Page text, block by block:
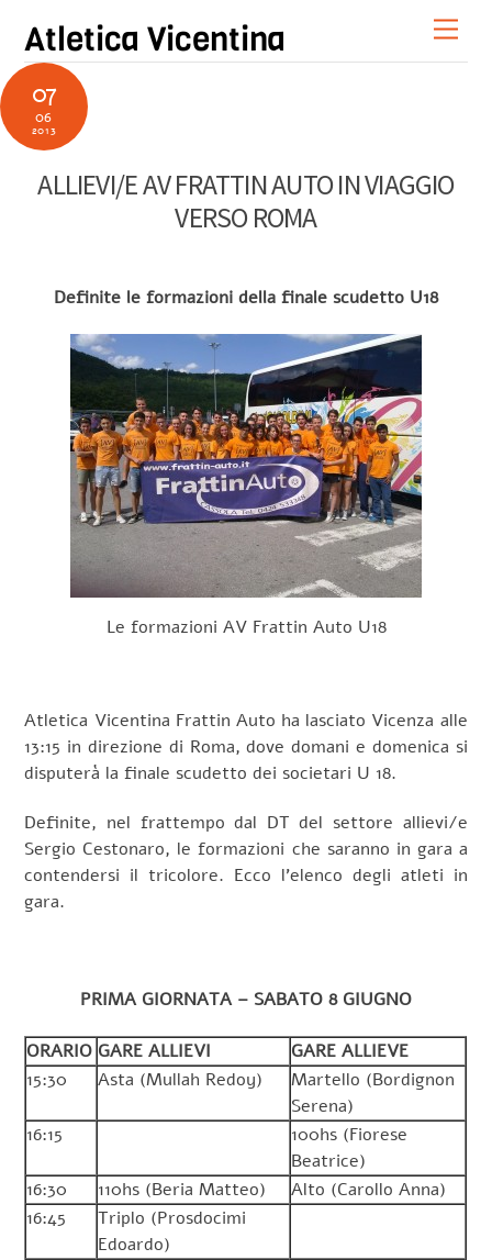
content
Atletica Vicentina
07
06
2013
ALLIEVI/E AV FRATTIN AUTO IN VIAGGIO
VERSO ROMA
Definite le formazioni della finale scudetto U18
Le formazioni AV Frattin Auto U18
Atletica Vicentina Frattin Auto ha lasciato Vicenza alle
13:15 in direzione di Roma, dove domani e domenica si
disputerà la finale scudetto dei societari U 18.
Definite, nel frattempo dal DT del settore allievi/e
Sergio Cestonaro, le formazioni che saranno in gara a
contendersi il tricolore. Ecco l’elenco degli atleti in
gara.
PRIMA GIORNATA – SABATO 8 GIUGNO
ORARIO GARE ALLIEVI
GARE ALLIEVE
15:30
Asta (Mullah Redoy)
Martello (Bordignon
Serena)
16:15
100hs (Fiorese
Beatrice)
16:30
110hs (Beria Matteo)
Alto (Carollo Anna)
16:45
Triplo (Prosdocimi
Edoardo)